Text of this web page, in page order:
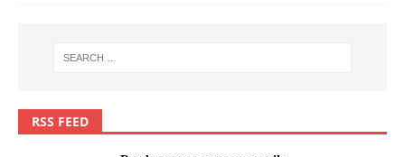
RSS FEED